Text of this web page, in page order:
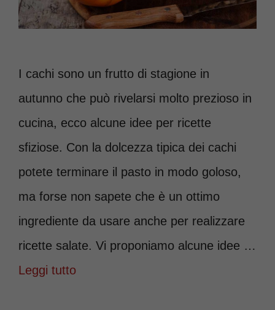
I cachi sono un frutto di stagione in
autunno che può rivelarsi molto prezioso in
cucina, ecco alcune idee per ricette
sfiziose. Con la dolcezza tipica dei cachi
potete terminare il pasto in modo goloso,
ma forse non sapete che è un ottimo
ingrediente da usare anche per realizzare
ricette salate. Vi proponiamo alcune idee …
Leggi tutto